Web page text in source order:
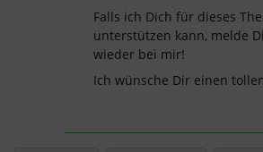
Falls ich Dich für dieses
unterstützen kann, melde
wieder bei mir!
Ich wünsche Dir einen